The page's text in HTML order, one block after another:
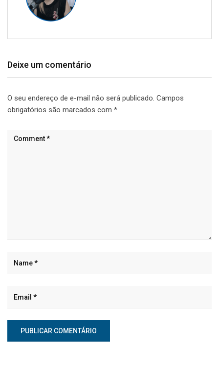
Deixe um comentário
O seu endereço de e-mail não será publicado. Campos
obrigatórios são marcados com *